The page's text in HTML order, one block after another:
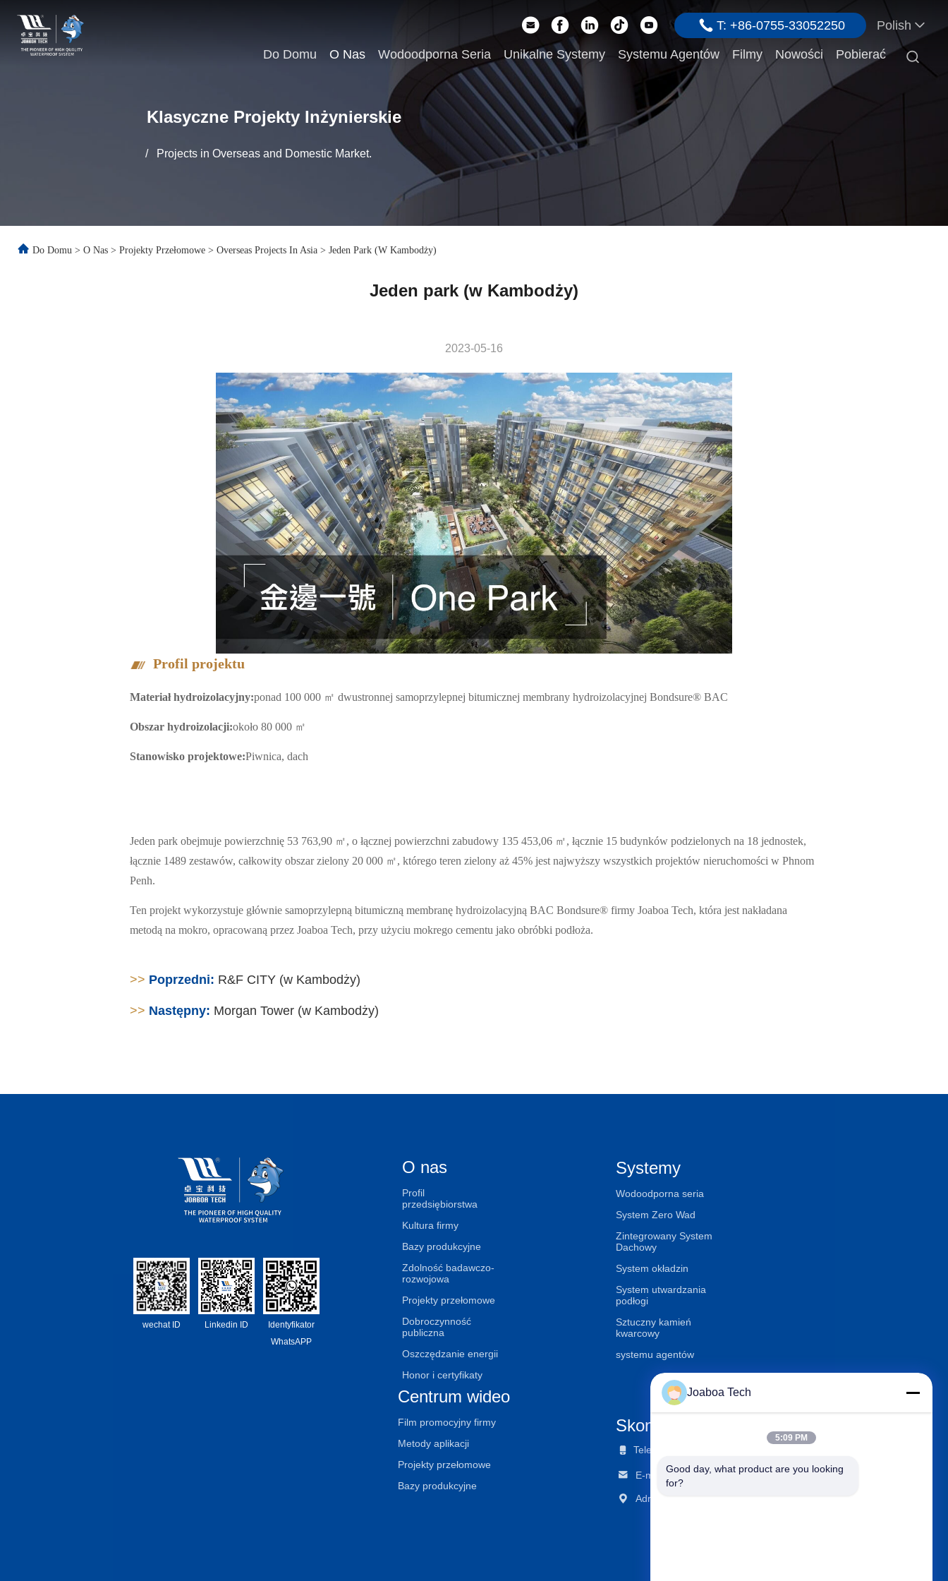
T: +86-0755-33052250 Polish
Do Domu O Nas Wodoodporna Seria Unikalne Systemy Systemu Agentów Filmy Nowości Pobierać 
Klasyczne Projekty Inżynierskie
/ Projects in Overseas and Domestic Market.
Do Domu > O Nas > Projekty Przełomowe > Overseas Projects In Asia > Jeden Park (w Kambodży)
Jeden park (w Kambodży)
2023-05-16
Profil projektu
Materiał hydroizolacyjny:ponad 100 000 ㎡ dwustronnej samoprzylepnej bitumicznej membrany hydroizolacyjnej Bondsure® BAC
Obszar hydroizolacji:około 80 000 ㎡
Stanowisko projektowe:Piwnica, dach
Jeden park obejmuje powierzchnię 53 763,90 ㎡, o łącznej powierzchni zabudowy 135 453,06 ㎡, łącznie 15 budynków podzielonych na 18 jednostek,
łącznie 1489 zestawów, całkowity obszar zielony 20 000 ㎡, którego teren zielony aż 45% jest najwyższy wszystkich projektów nieruchomości w Phnom
Penh.
Ten projekt wykorzystuje głównie samoprzylepną bitumiczną membranę hydroizolacyjną BAC Bondsure® firmy Joaboa Tech, która jest nakładana
metodą na mokro, opracowaną przez Joaboa Tech, przy użyciu mokrego cementu jako obróbki podłoża.
>> Poprzedni: R&F CITY (w Kambodży)
>> Następny: Morgan Tower (w Kambodży)
wechat ID Linkedin ID
Identyfikator
WhatsAPP
O nas
Profil
przedsiębiorstwa
Kultura firmy
Bazy produkcyjne
Zdolność badawczo-
rozwojowa
Projekty przełomowe
Dobroczynność
publiczna
Oszczędzanie energii
Honor i certyfikaty
Centrum wideo
Film promocyjny firmy
Metody aplikacji
Projekty przełomowe
Bazy produkcyjne
Systemy
Wodoodporna seria
System Zero Wad
Zintegrowany System
Dachowy
System okładzin
System utwardzania
podłogi
Sztuczny kamień
kwarcowy
systemu agentów
Skontaktuj się z nami
 Telefon
 E-mail international@zhuobao.com
 Adres
Joaboa Tech
5:09 PM
Good day, what product are you looking
for?